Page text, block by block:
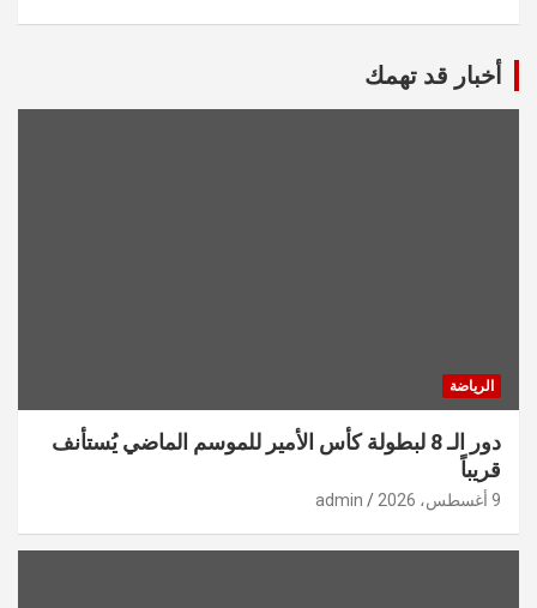
أخبار قد تهمك
الرياضة
دور الـ 8 لبطولة كأس الأمير للموسم الماضي يُستأنف
قريباً
9 أغسطس، 2026 admin